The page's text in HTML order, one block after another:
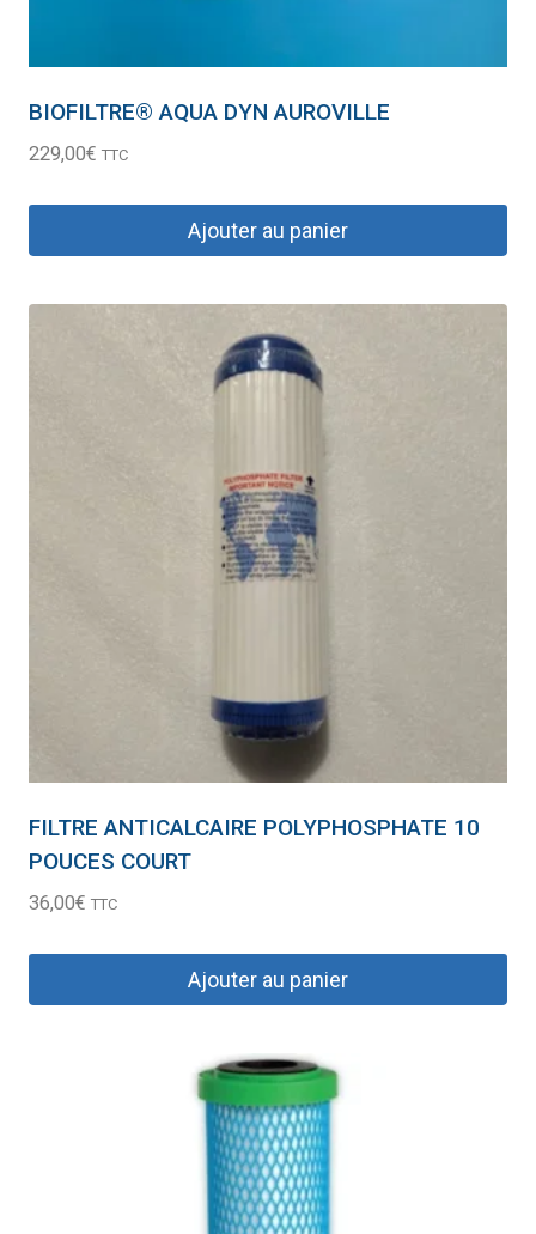
BIOFILTRE® AQUA DYN AUROVILLE
229,00€ TTC
Ajouter au panier
FILTRE ANTICALCAIRE POLYPHOSPHATE 10
POUCES COURT
36,00€ TTC
Ajouter au panier